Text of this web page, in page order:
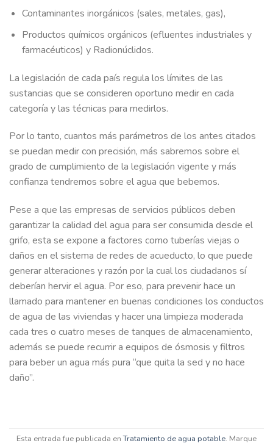
Contaminantes inorgánicos (sales, metales, gas),
Productos químicos orgánicos (efluentes industriales y
farmacéuticos) y Radionúclidos.
La legislación de cada país regula los límites de las
sustancias que se consideren oportuno medir en cada
categoría y las técnicas para medirlos.
Por lo tanto, cuantos más parámetros de los antes citados
se puedan medir con precisión, más sabremos sobre el
grado de cumplimiento de la legislación vigente y más
confianza tendremos sobre el agua que bebemos.
Pese a que las empresas de servicios públicos deben
garantizar la calidad del agua para ser consumida desde el
grifo, esta se expone a factores como tuberías viejas o
daños en el sistema de redes de acueducto, lo que puede
generar alteraciones y razón por la cual los ciudadanos sí
deberían hervir el agua. Por eso, para prevenir hace un
llamado para mantener en buenas condiciones los conductos
de agua de las viviendas y hacer una limpieza moderada
cada tres o cuatro meses de tanques de almacenamiento,
además se puede recurrir a equipos de ósmosis y filtros
para beber un agua más pura “que quita la sed y no hace
daño”.
Esta entrada fue publicada enTratamiento de agua potable. Marque